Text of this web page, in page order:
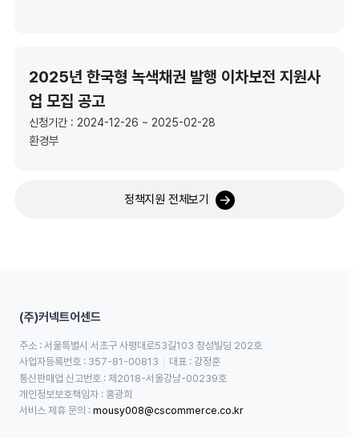
2025년 한국형 녹색채권 발행 이차보전 지원사
업 모집 공고
신청기간 : 2024-12-26 ~ 2025-02-28
환경부
정책지원 전체보기
(주)커넥트어센드
주소 : 서울특별시 서초구 사평대로53길103 창성빌딩 202호
사업자등록번호 : 357-81-00813
대표 : 강정훈
통신판매업 신고번호 : 제2018-서울강남-00239호
개인정보보호책임자 : 홍광희
서비스 제휴 문의 : mousy008@cscommerce.co.kr